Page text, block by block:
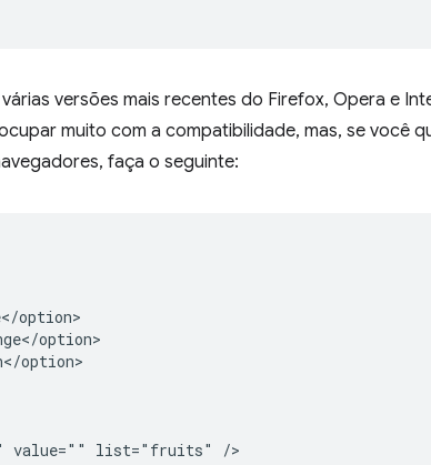
versões mais recentes do Firefox, Opera e
muito com a compatibilidade, mas, se você
faça o seguinte:
option>
option>
option>